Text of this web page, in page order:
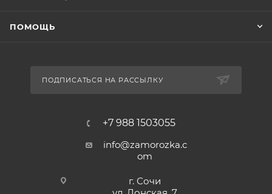
ПОМОЩЬ
ПОДПИСАТЬСЯ НА РАССЫЛКУ
+7 988 1503055
info@zamorozka.c
om
г. Сочи